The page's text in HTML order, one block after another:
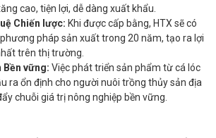
cao, tiện lợi, dễ dàng xuất khẩu.
Chiến lược: Khi được cấp bằng, HTX sẽ có
pháp sản xuất trong 20 năm, tạo ra lợi
trên thị trường.
vững: Việc phát triển sản phẩm từ cá lóc
ra ổn định cho người nuôi trồng thủy sản địa
chuỗi giá trị nông nghiệp bền vững.